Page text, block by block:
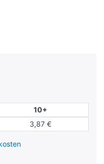
10+
3,87 €